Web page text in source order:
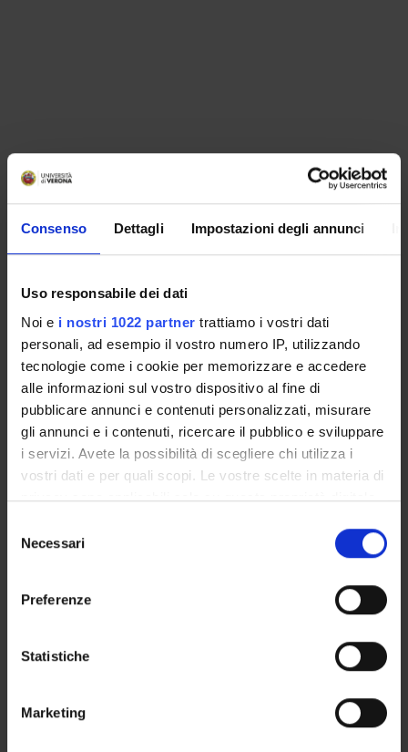
Consenso Dettagli Impostazioni degli annunci
Uso responsabile dei dati
Noi e i nostri 1022 partner trattiamo i vostri dati
personali, ad esempio il vostro numero IP, utilizzando
tecnologie come i cookie per memorizzare e accedere
alle informazioni sul vostro dispositivo al fine di
pubblicare annunci e contenuti personalizzati, misurare
gli annunci e i contenuti, ricercare il pubblico e sviluppare
i servizi. Avete la possibilità di scegliere chi utilizza i
vostri dati e per quali scopi. Le vostre scelte in materia di
privacy sono applicabili solo su questa proprietà digitale
modificare o revocare il proprio consenso in qualsiasi
momento dalla Dichiarazione sui cookie o facendo clic
raccogliere informazioni sulla tua posizione
geografica, con un'approssimazione di qualche
Identificare il tuo dispositivo, scansionandolo
delNecessari
Preferenze
Statistiche
Marketing
ORGANISATION
DEPARTMENT ADMINISTRATION OFFICES
STUDENT ADMINISTRATION OFFICES
DEPARTMENT FACILITIES
RESEARCH LABORATORIES
RESEARCH CENTRES